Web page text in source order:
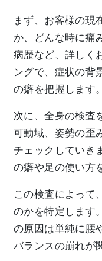
まず、お客様の現
か、どんな時に痛
病歴など、詳しく
ングで、症状の背
の癖を把握します。
次に、全身の検査
可動域、姿勢の歪
チェックしていき
の癖や足の使い方
この検査によって
のかを特定します
の原因は単純に腰
バランスの崩れが